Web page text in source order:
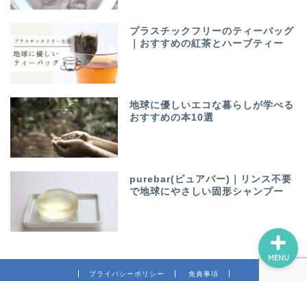
プラスチックフリーのティーバッグ
｜おすすめの紅茶とハーブティー
地球に優しいエコな暮らしが学べる
おすすめの本10選
purebar(ピュアバー)｜リンス不要
で地球にやさしい固形シャンプー
プライバシーポリシー 免責事項
MENU